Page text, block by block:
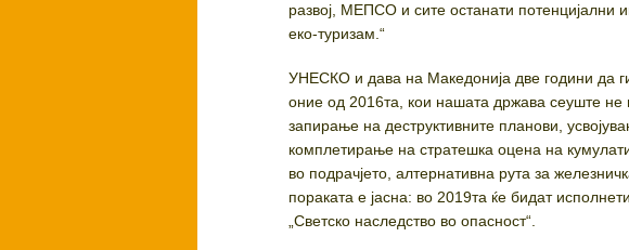
развој, МЕПСО и сите останати потенцијални
еко-туризам.“
УНЕСКО и дава на Македонија две години да
оние од 2016та, кои нашата држава сеуште не
запирање на деструктивните планови,
комплетирање на стратешка оцена на
во подрачјето, алтернативна рута за
пораката е јасна: во 2019та ќе бидат
„Светско наследство во опасност“.